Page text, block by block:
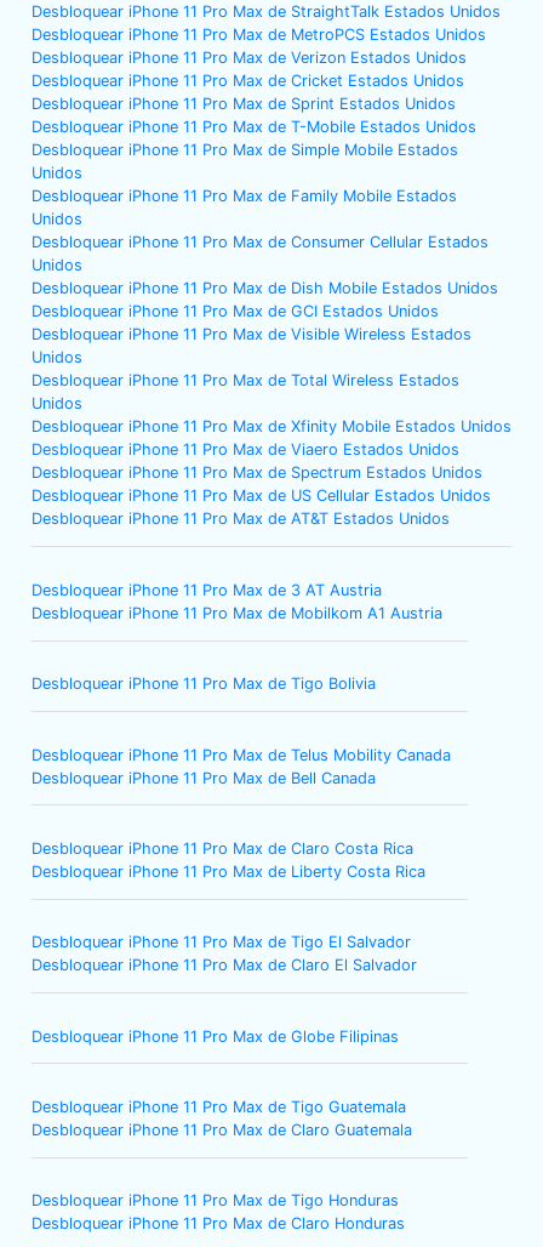
Desbloquear iPhone 11 Pro Max de StraightTalk Estados Unidos
Desbloquear iPhone 11 Pro Max de MetroPCS Estados Unidos
Desbloquear iPhone 11 Pro Max de Verizon Estados Unidos
Desbloquear iPhone 11 Pro Max de Cricket Estados Unidos
Desbloquear iPhone 11 Pro Max de Sprint Estados Unidos
Desbloquear iPhone 11 Pro Max de T-Mobile Estados Unidos
Desbloquear iPhone 11 Pro Max de Simple Mobile Estados
Unidos
Desbloquear iPhone 11 Pro Max de Family Mobile Estados
Unidos
Desbloquear iPhone 11 Pro Max de Consumer Cellular Estados
Unidos
Desbloquear iPhone 11 Pro Max de Dish Mobile Estados Unidos
Desbloquear iPhone 11 Pro Max de GCI Estados Unidos
Desbloquear iPhone 11 Pro Max de Visible Wireless Estados
Unidos
Desbloquear iPhone 11 Pro Max de Total Wireless Estados
Unidos
Desbloquear iPhone 11 Pro Max de Xfinity Mobile Estados Unidos
Desbloquear iPhone 11 Pro Max de Viaero Estados Unidos
Desbloquear iPhone 11 Pro Max de Spectrum Estados Unidos
Desbloquear iPhone 11 Pro Max de US Cellular Estados Unidos
Desbloquear iPhone 11 Pro Max de AT&T Estados Unidos
Desbloquear iPhone 11 Pro Max de 3 AT Austria
Desbloquear iPhone 11 Pro Max de Mobilkom A1 Austria
Desbloquear iPhone 11 Pro Max de Tigo Bolivia
Desbloquear iPhone 11 Pro Max de Telus Mobility Canada
Desbloquear iPhone 11 Pro Max de Bell Canada
Desbloquear iPhone 11 Pro Max de Claro Costa Rica
Desbloquear iPhone 11 Pro Max de Liberty Costa Rica
Desbloquear iPhone 11 Pro Max de Tigo El Salvador
Desbloquear iPhone 11 Pro Max de Claro El Salvador
Desbloquear iPhone 11 Pro Max de Globe Filipinas
Desbloquear iPhone 11 Pro Max de Tigo Guatemala
Desbloquear iPhone 11 Pro Max de Claro Guatemala
Desbloquear iPhone 11 Pro Max de Tigo Honduras
Desbloquear iPhone 11 Pro Max de Claro Honduras